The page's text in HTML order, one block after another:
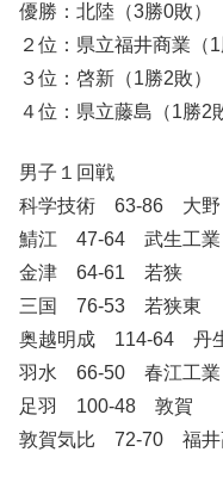
優勝：北陸（3勝0敗）
２位：県立福井商業（1
３位：啓新（1勝2敗）
４位：県立藤島（1勝2
男子１回戦
科学技術 63-86 大野
鯖江 47-64 武生工業
金津 64-61 若狭
三国 76-53 若狭東
奥越明成 114-64 丹
羽水 66-50 春江工業
足羽 100-48 敦賀
敦賀気比 72-70 福井